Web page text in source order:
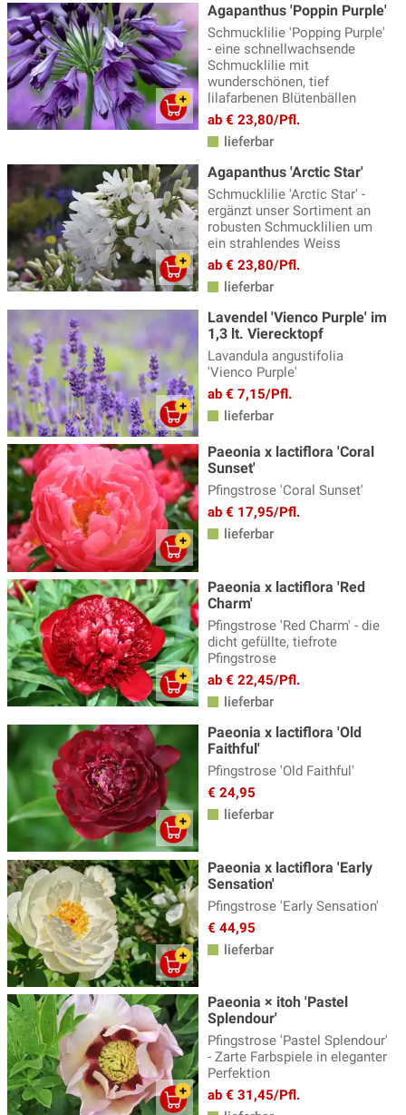
Frauenmantel - Alchemilla(5)
Fuchsien winterharte(14)
Funkien - Hosta(34)
Gamander - Teucrium(3)
Gänsekresse(5)
Geissbart(4)
Gewürzfenchel(3)
Glockenblume(31)
Goldmelisse(4)
Helleborus - Nieswurz(10)
Heuchera, Heucherella & Tiarella(28)
Indianernessel (12)
Iris(33)
Jakobsleiter(2)
Kandelaber Ehrenpreis(4)
Katzenminze(14)
Katzenpfötchen
Kaukasus Vergissmeinnicht(8)
Knöterich(15)
Kokardenblume - Gaillardia
Kugeldistel, Echinops(4)
Lavendel Pflanzen(14)
Lerchensporn(3)
Lichtnelke - Lychnis(5)
Lilientraube
Lungenkraut(8)
Malven(5)
Margerite - Leucanthemum
Mohn - Papaver
Mädchenauge(9)
Nachtkerze - Oenothera(4)
Nelken(8)
Nelkenwurz - Geum(9)
Agapanthus 'Poppin Purple'
Schmucklilie 'Popping Purple'
- eine schnellwachsende
Schmucklilie mit
wunderschönen, tief
lilafarbenen Blütenbällen
ab € 23,80/Pfl.
lieferbar
Agapanthus 'Arctic Star'
Schmucklilie 'Arctic Star' -
ergänzt unser Sortiment an
robusten Schmucklilien um
ein strahlendes Weiss
ab € 23,80/Pfl.
lieferbar
Lavendel 'Vienco Purple' im
1,3 lt. Vierecktopf
Lavandula angustifolia
'Vienco Purple'
ab € 7,15/Pfl.
lieferbar
Paeonia x lactiflora 'Coral
Sunset'
Pfingstrose 'Coral Sunset'
ab € 17,95/Pfl.
lieferbar
Paeonia x lactiflora 'Red
Charm'
Pfingstrose 'Red Charm' - die
dicht gefüllte, tiefrote
Pfingstrose
ab € 22,45/Pfl.
lieferbar
Paeonia x lactiflora 'Old
Faithful'
Pfingstrose 'Old Faithful'
€ 24,95
lieferbar
Paeonia x lactiflora 'Early
Sensation'
Pfingstrose 'Early Sensation'
€ 44,95
lieferbar
Paeonia × itoh 'Pastel
Splendour'
Pfingstrose 'Pastel Splendour'
- Zarte Farbspiele in eleganter
Perfektion
ab € 31,45/Pfl.